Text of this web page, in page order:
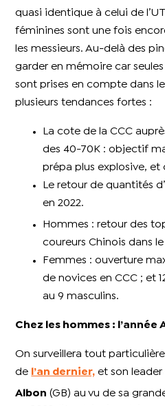
quasi identique à celui de
féminines sont une fois
les messieurs. Au-delà des
garder en mémoire car seules
sont prises en compte dans
plusieurs tendances fortes :
La cote de la CCC
des 40-70K : objectif
prépa plus explosive, et
Le retour de quantités
en 2022.
Hommes : retour des
coureurs Chinois dans le
Femmes : ouverture
de novices en CCC ; et
au 9 masculins.
Chez les hommes : l’année
On surveillera tout
de
l’an dernier, et son
Albon (GB) au vu de sa